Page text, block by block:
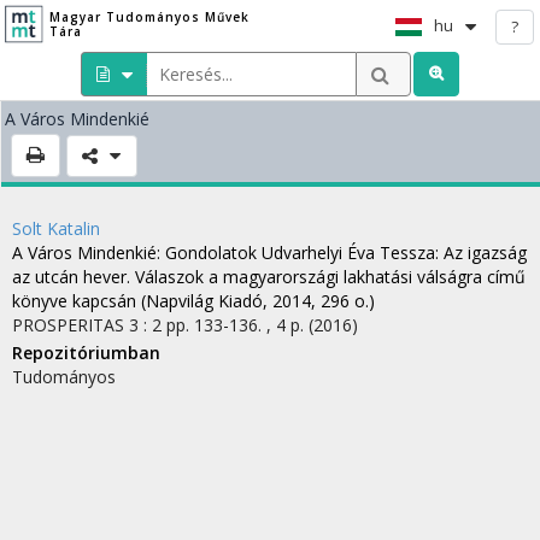
Magyar Tudományos Művek
Tára
hu ?
A Város Mindenkié
Solt Katalin
A Város Mindenkié: Gondolatok Udvarhelyi Éva Tessza: Az igazság
az utcán hever. Válaszok a magyarországi lakhatási válságra című
könyve kapcsán (Napvilág Kiadó, 2014, 296 o.)
PROSPERITAS 3 : 2 pp. 133-136. , 4 p. (2016)
Repozitóriumban
Tudományos